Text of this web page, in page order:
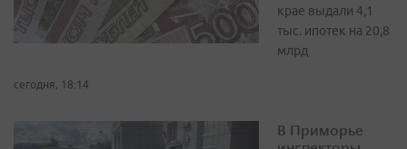
крае выдали 4,1
тыс. ипотек на 20,8
млрд
сегодня, 18:14
В Приморье